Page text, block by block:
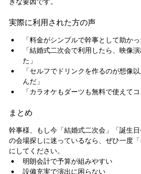
実際に利用された方の声
「料金がシンプルで幹事として助かっ
「結婚式二次会で利用したら、映像
た」
「セルフでドリンクを作るのが想像
んだ」
「カラオケもダーツも無料で使えてコ
まとめ
幹事様、もし今「結婚式二次会」「誕生日
の会場探しに迷っているなら、ぜひ一度
にしてください。
明朗会計で予算が組みやすい
設備充実で演出に困らない